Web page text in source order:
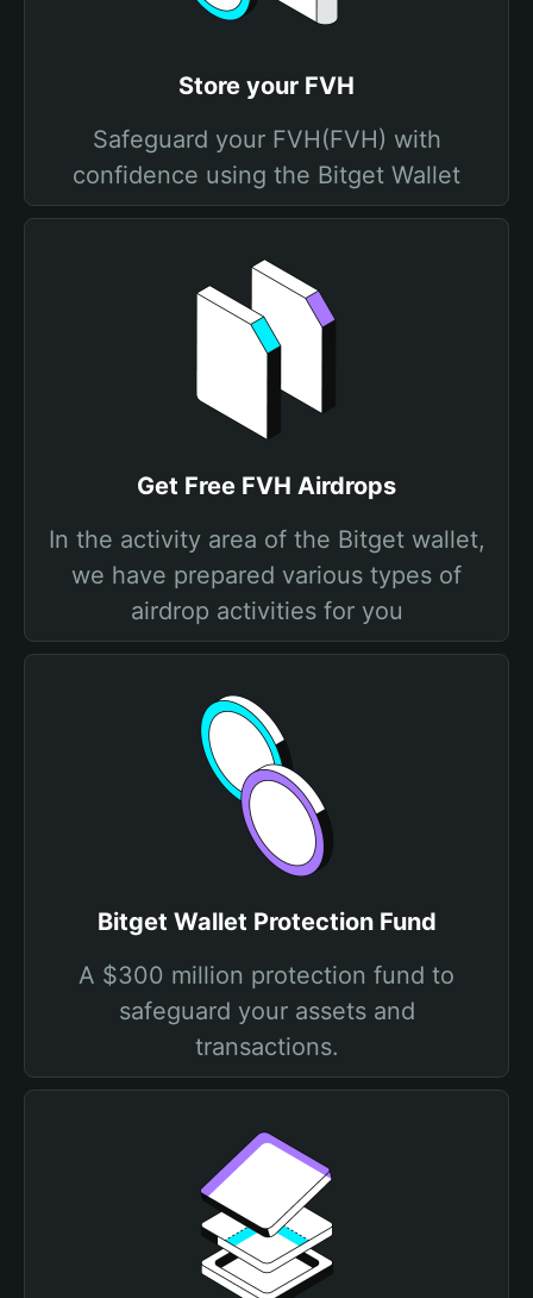
Store your FVH
Safeguard your FVH(FVH) with
confidence using the Bitget Wallet
Get Free FVH Airdrops
In the activity area of the Bitget wallet,
we have prepared various types of
airdrop activities for you
Bitget Wallet Protection Fund
A $300 million protection fund to
safeguard your assets and
transactions.